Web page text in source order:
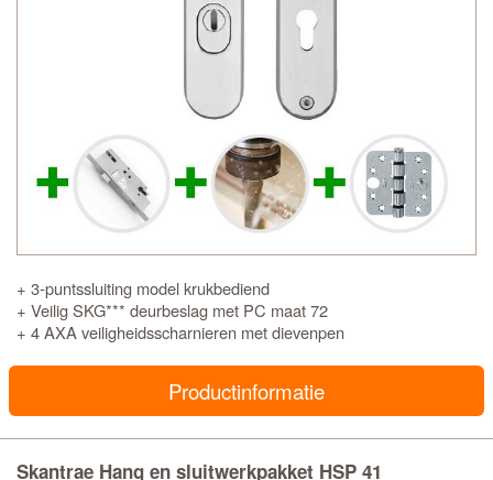
+ 3-puntssluiting model krukbediend
+ Veilig SKG*** deurbeslag met PC maat 72
+ 4 AXA veiligheidsscharnieren met dievenpen
Productinformatie
Skantrae Hang en sluitwerkpakket HSP 41